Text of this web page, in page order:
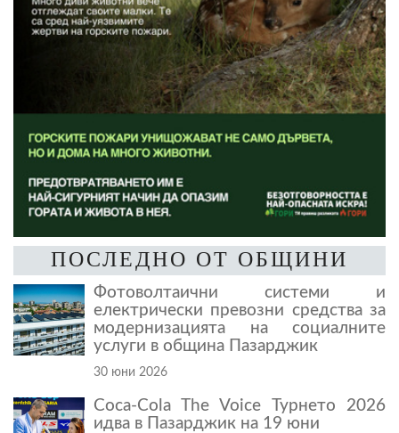
ПОСЛЕДНО ОТ ОБЩИНИ
Фотоволтаични системи и
електрически превозни средства за
модернизацията на социалните
услуги в община Пазарджик
30 юни 2026
Coca-Cola The Voice Турнето 2026
идва в Пазарджик на 19 юни